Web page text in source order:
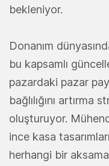
bekleniyor.
Donanım
bu kapsamlı
pazardaki pazar
bağlılığını artırma
oluşturuyor.
ince kasa
herhangi bir